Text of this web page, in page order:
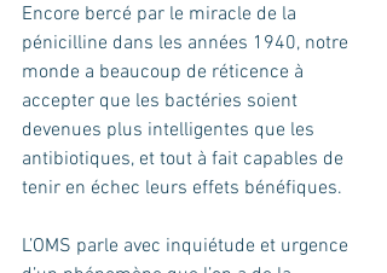
Encore bercé par le miracle de la
pénicilline dans les années 1940, notre
monde a beaucoup de réticence à
accepter que les bactéries soient
devenues plus intelligentes que les
antibiotiques, et tout à fait capables de
tenir en échec leurs effets bénéfiques.
L’OMS parle avec inquiétude et urgence